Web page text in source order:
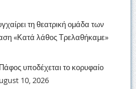
τη θεατρική ομάδα των
«Κατά λάθος Τρελαθήκαμε»
υποδέχεται το κορυφαίο
10, 2026